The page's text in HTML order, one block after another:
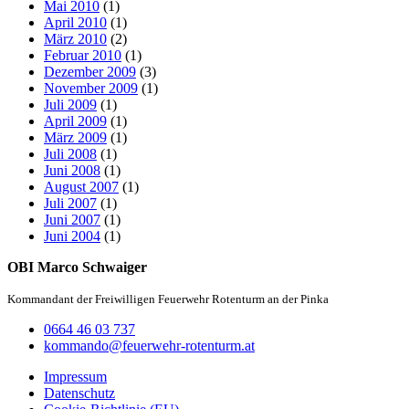
Mai 2010 (1)
April 2010 (1)
März 2010 (2)
Februar 2010 (1)
Dezember 2009 (3)
November 2009 (1)
Juli 2009 (1)
April 2009 (1)
März 2009 (1)
Juli 2008 (1)
Juni 2008 (1)
August 2007 (1)
Juli 2007 (1)
Juni 2007 (1)
Juni 2004 (1)
OBI Marco Schwaiger
Kommandant der Freiwilligen Feuerwehr Rotenturm an der Pinka
0664 46 03 737
kommando@feuerwehr-rotenturm.at
Impressum
Datenschutz